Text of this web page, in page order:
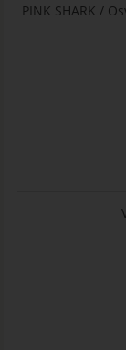
PINK SHARK /